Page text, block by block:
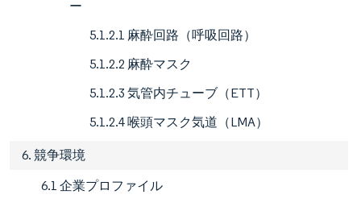
ー
5.1.2.1 麻酔回路（呼吸回路）
5.1.2.2 麻酔マスク
5.1.2.3 気管内チューブ（ETT）
5.1.2.4 喉頭マスク気道（LMA）
6. 競争環境
6.1 企業プロファイル